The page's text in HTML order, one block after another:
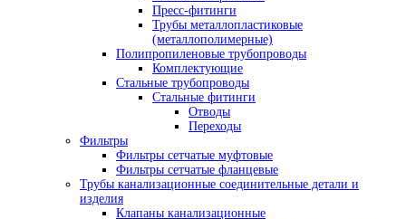
Пресс-фитинги
Трубы металлопластиковые
(металлополимерные)
Полипропиленовые трубопроводы
Комплектующие
Стальные трубопроводы
Стальные фитинги
Отводы
Переходы
Фильтры
Фильтры сетчатые муфтовые
Фильтры сетчатые фланцевые
Трубы канализационные соединительные детали и
изделия
Клапаны канализационные